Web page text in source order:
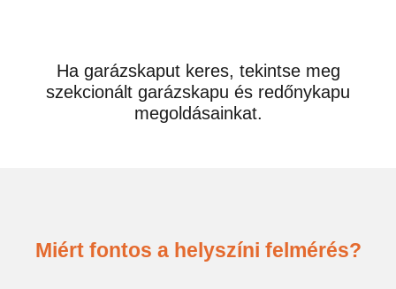
Ha garázskaput keres, tekintse meg
szekcionált garázskapu és redőnykapu
megoldásainkat.
Miért fontos a helyszíni felmérés?